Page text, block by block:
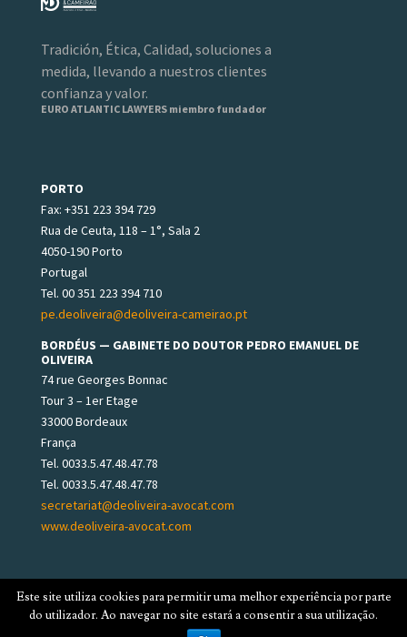
Tradición, Ética, Calidad, soluciones a
medida, llevando a nuestros clientes
confianza y valor.
EURO ATLANTIC LAWYERS miembro fundador
PORTO
Fax: +351 223 394 729
Rua de Ceuta, 118 – 1°, Sala 2
4050-190 Porto
Portugal
Tel. 00 351 223 394 710
pe.deoliveira@deoliveira-cameirao.pt
BORDÉUS — GABINETE DO DOUTOR PEDRO EMANUEL DE
OLIVEIRA
74 rue Georges Bonnac
Tour 3 – 1er Etage
33000 Bordeaux
França
Tel. 0033.5.47.48.47.78
Tel. 0033.5.47.48.47.78
secretariat@deoliveira-avocat.com
www.deoliveira-avocat.com
© 2025 DE OLIVEIRA & CAMEIRÃO, ADVOGADOS ASSOCIADOS.
Este site utiliza cookies para permitir uma melhor experiência por parte
do utilizador. Ao navegar no site estará a consentir a sua utilização.